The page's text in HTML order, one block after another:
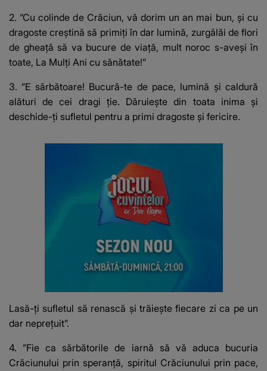
2. ”Cu colinde de Crăciun, vă dorim un an mai bun, și cu
dragoste creștină să primiți în dar lumină, zurgălăi de flori
de gheață să va bucure de viață, mult noroc s-aveși în
toate, La Mulți Ani cu sănătate!”
3. ”E sărbătoare! Bucură-te de pace, lumină și caldură
alături de cei dragi ție. Dăruiește din toata inima și
deschide-ți sufletul pentru a primi dragoste și fericire.
Lasă-ți sufletul să renască și trăiește fiecare zi ca pe un
dar neprețuit”.
4. ”Fie ca sărbătorile de iarnă să vă aduca bucuria
Crăciunului prin speranță, spiritul Crăciunului prin pace,